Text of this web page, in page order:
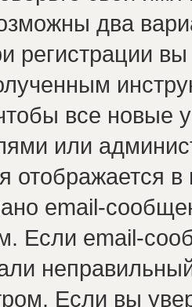
два
регистрации
все новые
или
отображается в
email-
Если email-
Если вы